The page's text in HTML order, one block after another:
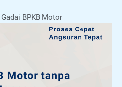
Gadai BPKB Motor